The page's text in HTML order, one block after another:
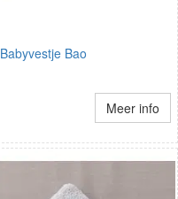
Babyvestje Bao
Meer info